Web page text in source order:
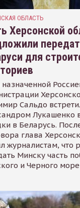
ОБЛАСТЬ
Херсонской
для
назначенной
Сальдо
Лукашенко
в Беларусь.
глава
журналистам, что
Минску часть
и Черного